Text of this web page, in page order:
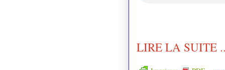
LIRE LA SUITE